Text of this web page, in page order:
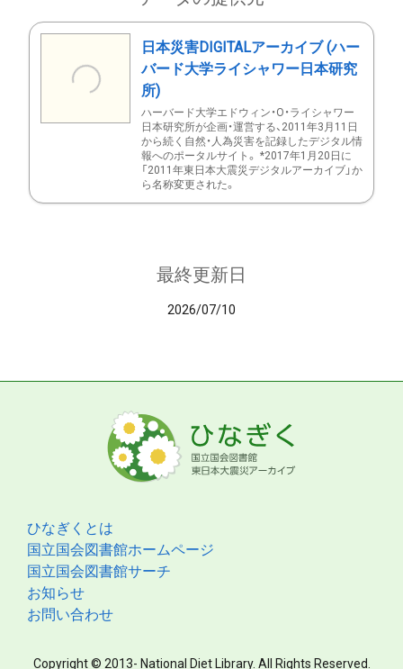
日本災害DIGITALアーカイブ (ハー
バード大学ライシャワー日本研究
所)
ハーバード大学エドウィン・O・ライシャワー
日本研究所が企画・運営する、2011年3月11日
から続く自然・人為災害を記録したデジタル情
報へのポータルサイト。 *2017年1月20日に
「2011年東日本大震災デジタルアーカイブ」か
ら名称変更された。
最終更新日
2026/07/10
ひなぎくとは
国立国会図書館ホームページ
国立国会図書館サーチ
お知らせ
お問い合わせ
Copyright © 2013- National Diet Library. All Rights Reserved.